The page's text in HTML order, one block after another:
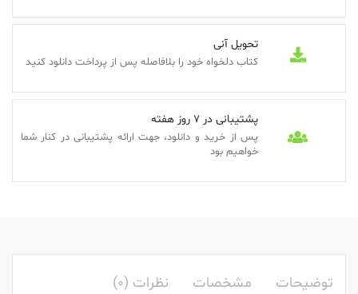
تحویل آنی
کتاب دلخواه خود را بلافاصله پس از پرداخت دانلود کنید
پشتیبانی در 7 روز هفته
پس از خرید و دانلود، جهت ارائه پشتیبانی در کنار شما
خواهیم بود
توضیحات مشخصات نظرات (0)